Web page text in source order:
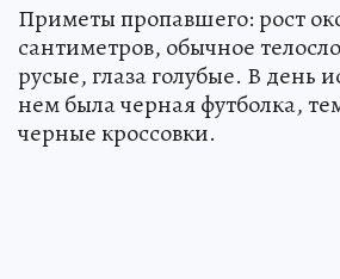
Приметы пропавшего: рост
сантиметров, обычное
русые, глаза голубые. В день
нем была черная футболка,
черные кроссовки.